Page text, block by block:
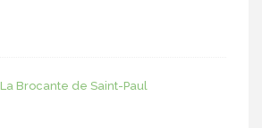
La Brocante de Saint-Paul